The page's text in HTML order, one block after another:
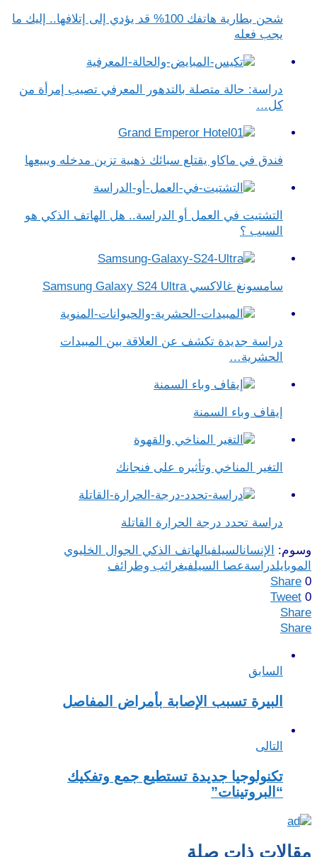
شحن بطارية هاتفك 100% قد يؤدي إلى إتلافها.. إليك ما
يجب فعله
دراسة: حالة متصلة بالتدهور المعرفي تصيب إمرأة من
كل…
فندق في ماكاو يقتلع سبائك ذهبية تزين مدخله ويبيعها
التشتيت في العمل أو الدراسة.. هل الهاتف الذكي هو
السبب ؟
سامسونغ غالاكسي Samsung Galaxy S24 Ultra
دراسة جديدة تكشف عن العلاقة بين المبيدات
الحشرية…
إيقاف وباء السمنة
التغير المناخي وتأثيره على فنجانك
دراسة تحدد درجة الحرارة القاتلة
وسوم: الإنسانالسيلفيالهاتف الذكي الجوال الخليوي
الموبايلدراسةعصا السيلفيغرائب وطرائف
Share 0
Tweet 0
Share
Share
السابق
البيرة تسبب الإصابة بأمراض المفاصل
التالى
تكنولوجيا جديدة تستطيع جمع وتفكيك
“البروتينات”
مقالات ذات صلة